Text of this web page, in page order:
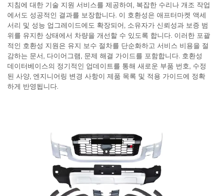
지침에 대한 기술 지원 서비스를 제공하여, 복잡한 수리나 개조 작업
에서도 성공적인 결과를 보장합니다. 이 호환성은 애프터마켓 액세
서리 및 성능 업그레이드에도 확장되어, 소유자가 신뢰성과 보증 범
위를 유지한 상태에서 차량을 개선할 수 있도록 합니다. 이러한 포괄
적인 호환성 지원은 유지 보수 절차를 단순화하고 서비스 비용을 절
감하는 문서, 다이어그램, 문제 해결 가이드를 포함합니다. 호환성
데이터베이스의 정기적인 업데이트를 통해 새로운 부품 번호, 수정
된 사양, 엔지니어링 변경 사항이 제품 목록 및 적용 가이드에 정확
하게 반영됩니다.